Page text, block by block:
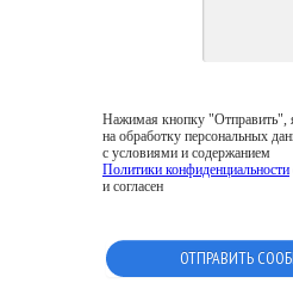
Нажимая кнопку "Отправить",
на обработку персональных
с условиями и содержанием
Политики конфиденциальности
и согласен